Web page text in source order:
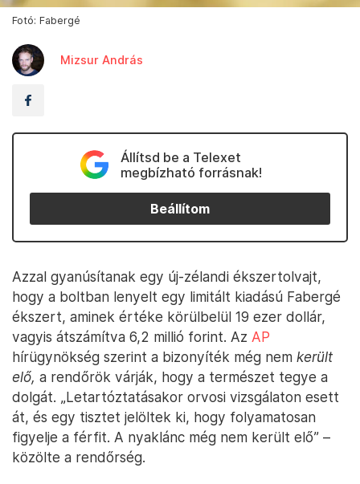
Fotó: Fabergé
Mizsur András
Állítsd be a Telexet
megbízható forrásnak!
Beállítom
Azzal gyanúsítanak egy új-zélandi ékszertolvajt,
hogy a boltban lenyelt egy limitált kiadású Fabergé
ékszert, aminek értéke körülbelül 19 ezer dollár,
vagyis átszámítva 6,2 millió forint. Az AP
hírügynökség szerint a bizonyíték még nem került
elő, a rendőrök várják, hogy a természet tegye a
dolgát. „Letartóztatásakor orvosi vizsgálaton esett
át, és egy tisztet jelöltek ki, hogy folyamatosan
figyelje a férfit. A nyaklánc még nem került elő” –
közölte a rendőrség.